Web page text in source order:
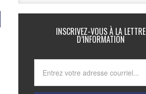
INSCRIVEZ-VOUS À LA LETTRE
D’INFORMATION